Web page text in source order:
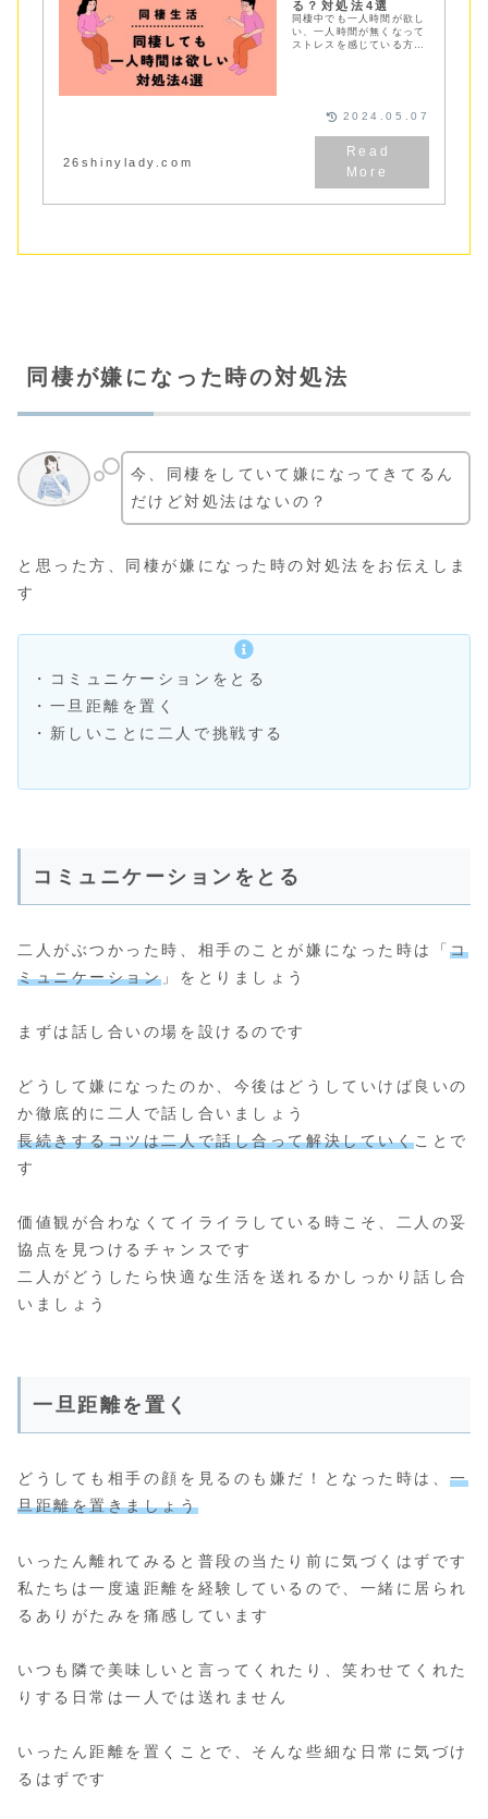
る？対処法4選
同棲中でも一人時間が欲し
い、一人時間が無くなって
ストレスを感じている方へ
26shinylady.com
2024.05.07
同棲が嫌になった時の対処法
今、同棲をしていて嫌になってきてるん
だけど対処法はないの？
と思った方、同棲が嫌になった時の対処法をお伝えしま
す
・コミュニケーションをとる
・一旦距離を置く
・新しいことに二人で挑戦する
コミュニケーションをとる
二人がぶつかった時、相手のことが嫌になった時は「コ
ミュニケーション 」をとりましょう
まずは話し合いの場を設けるのです
どうして嫌になったのか、今後はどうしていけば良いの
か徹底的に二人で話し合いましょう
長続きするコツは二人で話し合って解決していくことで
す
価値観が合わなくてイライラしている時こそ、二人の妥
協点を見つけるチャンスです
二人がどうしたら快適な生活を送れるかしっかり話し合
いましょう
一旦距離を置く
どうしても相手の顔を見るのも嫌だ！となった時は、一
旦距離を置きましょう
いったん離れてみると普段の当たり前に気づくはずです
私たちは一度遠距離を経験しているので、一緒に居られ
るありがたみを痛感しています
いつも隣で美味しいと言ってくれたり、笑わせてくれた
りする日常は一人では送れません
いったん距離を置くことで、そんな些細な日常に気づけ
るはずです